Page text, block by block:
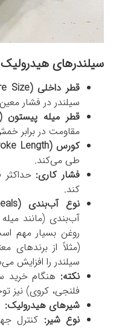
سیلندرهای هیدرولیک
قطر داخلی (Size
سیلندر در فشار
قطر میله پیستون
مقاومت در برابر
کورس (Length
طی می‌کند.
فشار کاری:
کند.
نوع آب‌بندی (
آب‌بندی (مانند
روغن بسیار مهم
سیلندر را افزایش
نکته: هنگام خرید
فلنجی، کروی) نیز
شیرهای هیدرولیک:
نوع شیر: